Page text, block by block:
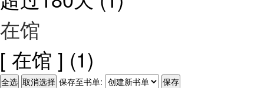
在馆
[ 在馆 ] (1)
保存至书单: